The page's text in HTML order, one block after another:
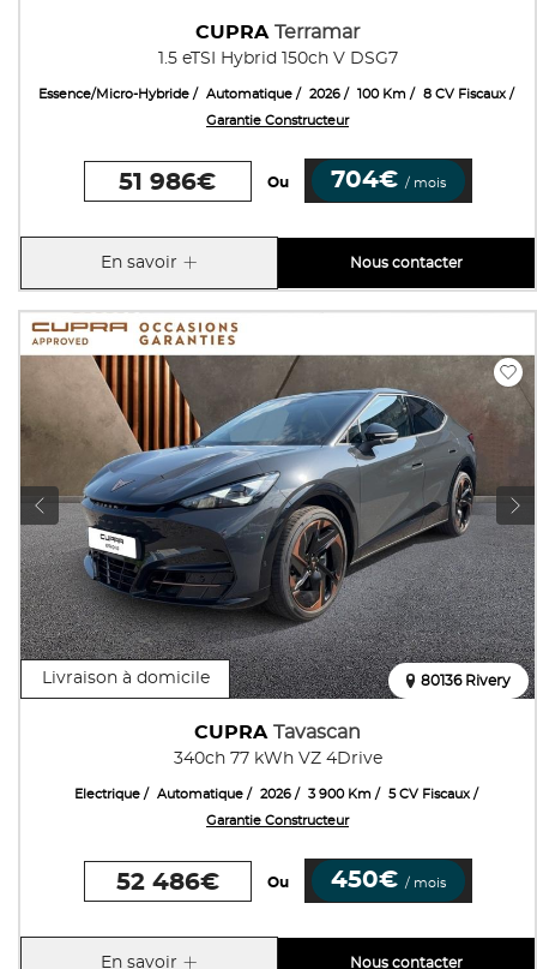
CUPRA Terramar
1.5 eTSI Hybrid 150ch V DSG7
Essence/Micro-Hybride Automatique 2026 100 Km
8 CV Fiscaux
Garantie Constructeur
51 986€ Ou 704€ / mois
En savoir Nous contacter
Livraison à domicile
CUPRA Tavascan
340ch 77 kWh VZ 4Drive
80136 Rivery
Electrique Automatique 2026 3 900 Km
5 CV Fiscaux
Garantie Constructeur
52 486€ Ou 450€ / mois
En savoir Nous contacter